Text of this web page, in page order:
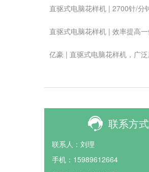
联系方式
联系人：刘理
手机：15989612664